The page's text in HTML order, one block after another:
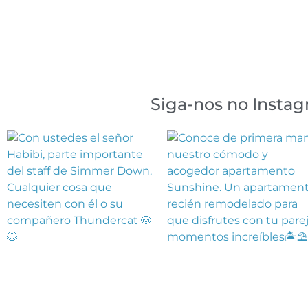
Siga-nos no